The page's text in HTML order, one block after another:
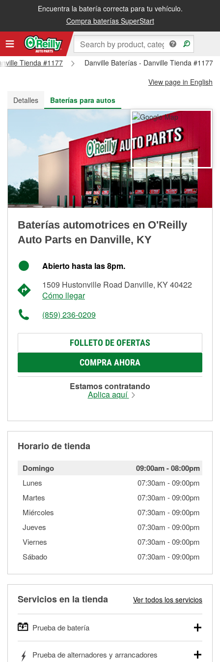
Encuentra la batería correcta para tu vehículo.
Compra baterías SuperStart
Recibe tu orden gratis al día siguiente o recógela en la tienda
Tienda #1177
Danville Baterías - Danville Tienda #1177
View page in English
Detalles
Baterías para autos
Baterías automotrices en O'Reilly
Auto Parts en Danville, KY
Abierto hasta las 8pm.
1509 Hustonville Road Danville, KY 40422
Cómo llegar
(859) 236-0209
FOLLETO DE OFERTAS
COMPRA AHORA
Estamos contratando
Aplica aquí
Horario de tienda
Domingo 09:00am-08:00pm
Lunes 07:30am -09:00pm
Martes
07:30am -09:00pm
Miércoles
07:30am -09:00pm
Jueves
07:30am -09:00pm
Viernes
07:30am -09:00pm
Sábado
07:30am -09:00pm
Servicios en la tienda Ver todos los servicios
Prueba de batería
autos, camionetas, SUVs, vehículos comerciales y
Prueba de alternadores y arrancadores